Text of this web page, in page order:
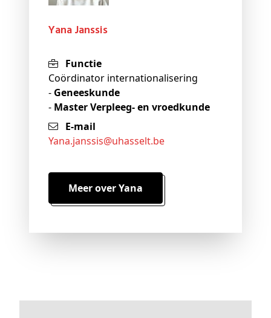
Yana Janssis
Functie
Coördinator internationalisering
- Geneeskunde
- Master Verpleeg- en vroedkunde
E-mail
yana.janssis@uhasselt.be
Meer over Yana